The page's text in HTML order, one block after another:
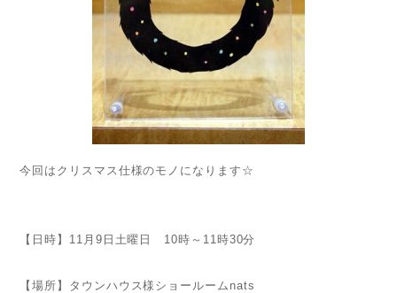
今回はクリスマス仕様のモノになります☆
【日時】11月9日土曜日 10時～11時30分
【場所】タウンハウス様ショールームnats